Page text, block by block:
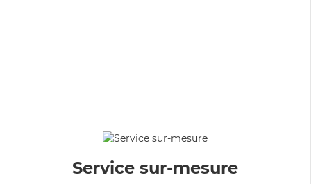
Service sur-mesure